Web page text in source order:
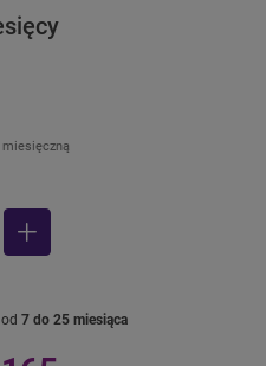
miesięczną
więcej
od 7 do 25 miesiąca